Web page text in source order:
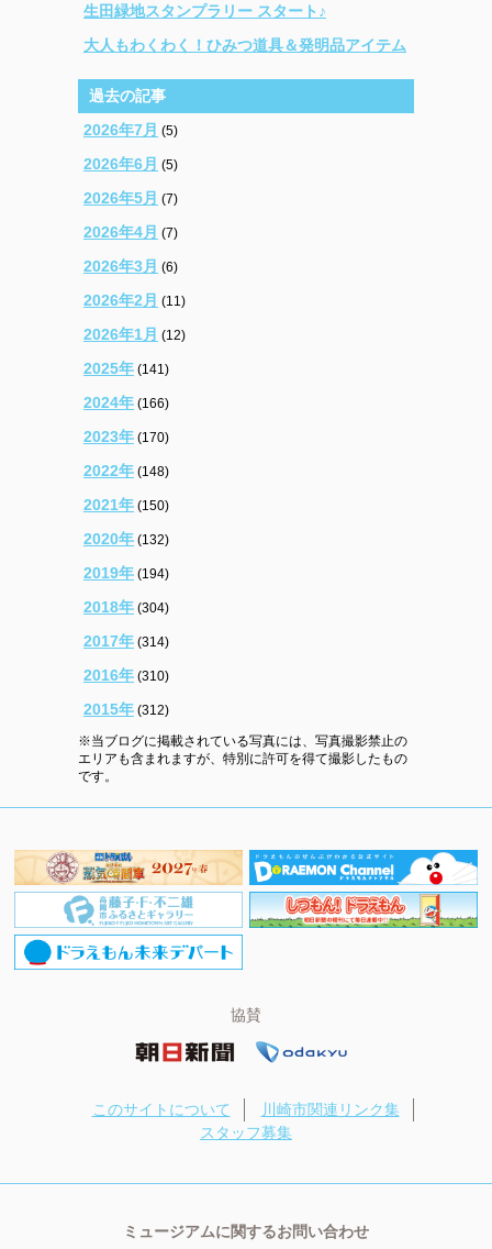
生田緑地スタンプラリー スタート♪
大人もわくわく！ひみつ道具＆発明品アイテム
過去の記事
2026年7月 (5)
2026年6月 (5)
2026年5月 (7)
2026年4月 (7)
2026年3月 (6)
2026年2月 (11)
2026年1月 (12)
2025年 (141)
2024年 (166)
2023年 (170)
2022年 (148)
2021年 (150)
2020年 (132)
2019年 (194)
2018年 (304)
2017年 (314)
2016年 (310)
2015年 (312)
※当ブログに掲載されている写真には、写真撮影禁止の
エリアも含まれますが、特別に許可を得て撮影したもの
です。
協賛
このサイトについて
川崎市関連リンク集
スタッフ募集
ミュージアムに関するお問い合わせ